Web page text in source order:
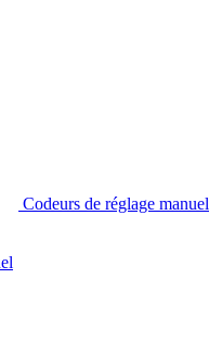
Codeurs de réglage manuel